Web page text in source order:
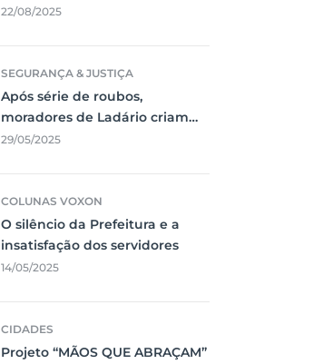
sem prestar socorro
22/08/2025
SEGURANÇA & JUSTIÇA
Após série de roubos,
moradores de Ladário criam
rede de segurança
29/05/2025
COLUNAS VOXON
O silêncio da Prefeitura e a
insatisfação dos servidores
14/05/2025
CIDADES
Projeto “MÃOS QUE ABRAÇAM”